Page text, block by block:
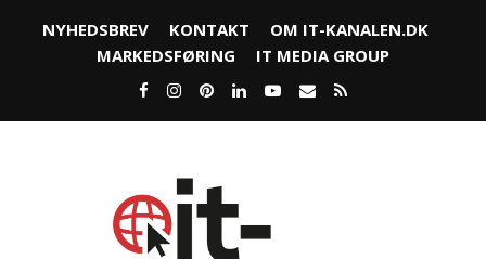
NYHEDSBREV KONTAKT
OM IT-KANALEN.DK
MARKEDSFØRING
IT MEDIA GROUP